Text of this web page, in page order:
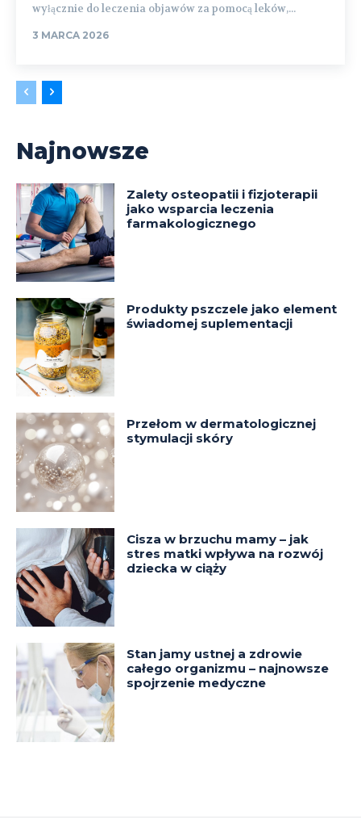
wyłącznie do leczenia objawów za pomocą leków,...
3 MARCA 2026
Najnowsze
Zalety osteopatii i fizjoterapii
jako wsparcia leczenia
farmakologicznego
Produkty pszczele jako element
świadomej suplementacji
Przełom w dermatologicznej
stymulacji skóry
Cisza w brzuchu mamy – jak
stres matki wpływa na rozwój
dziecka w ciąży
Stan jamy ustnej a zdrowie
całego organizmu – najnowsze
spojrzenie medyczne